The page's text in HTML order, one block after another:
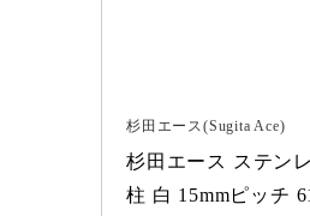
杉田エース(Sugita Ace)
杉田エース ステン
柱 白 15mmピッチ